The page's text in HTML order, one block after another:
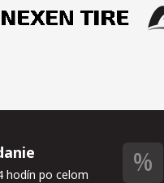
hodín po celom